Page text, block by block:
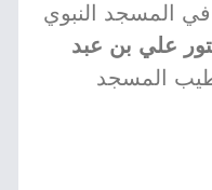
المسجد النبوي
علي بن عبد
المسجد